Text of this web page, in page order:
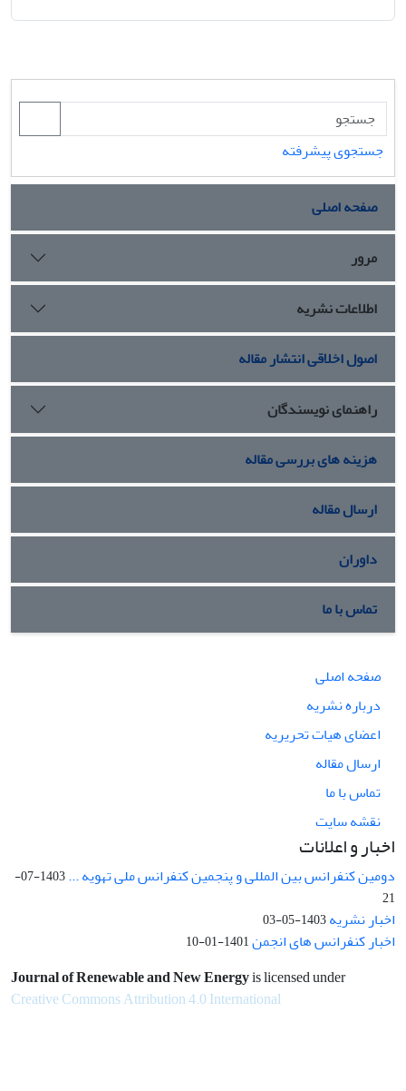
جستجوی پیشرفته
صفحه اصلی
مرور
اطلاعات نشریه
اصول اخلاقی انتشار مقاله
راهنمای نویسندگان
هزینه های بررسی مقاله
ارسال مقاله
داوران
تماس با ما
صفحه اصلی
درباره نشریه
اعضای هیات تحریریه
ارسال مقاله
تماس با ما
نقشه سایت
اخبار و اعلانات
دومین کنفرانس بین المللی و پنجمین کنفرانس ملی تهویه ...
1403-07-
21
اخبار نشریه1403-05-03
اخبار کنفرانس های انجمن1401-01-10
Journal of Renewable and New Energyis licensed under
Creative Commons Attribution 4.0 International